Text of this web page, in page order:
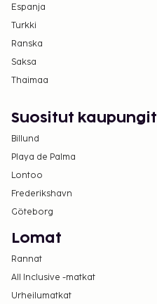
Espanja
Turkki
Ranska
Saksa
Thaimaa
Suositut kaupungit
Billund
Playa de Palma
Lontoo
Frederikshavn
Göteborg
Lomat
Rannat
All Inclusive -matkat
Urheilumatkat